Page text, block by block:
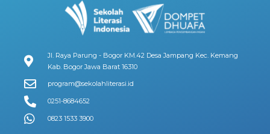
Jl. Raya Parung - Bogor KM.42 Desa Jampang Kec. Kemang
Kab. Bogor Jawa Barat 16310
program@sekolahliterasi.id
0251-8684652
0823 1533 3900